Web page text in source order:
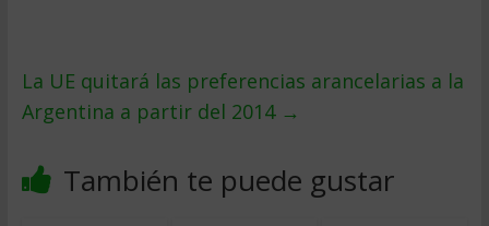
La UE quitará las preferencias arancelarias a la
Argentina a partir del 2014 →
También te puede gustar